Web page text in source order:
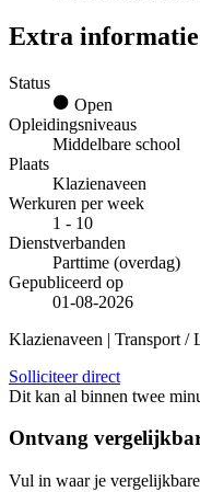
Extra informatie
Status
Open
Opleidingsniveaus
Middelbare school
Plaats
Klazienaveen
Werkuren per week
1 - 10
Dienstverbanden
Parttime (overdag)
Gepubliceerd op
01-08-2026
Klazienaveen | Transport /
Solliciteer direct
Dit kan al binnen twee
Ontvang
Vul in waar je